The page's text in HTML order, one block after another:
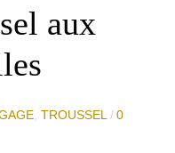
aux
,TROUSSEL / 0